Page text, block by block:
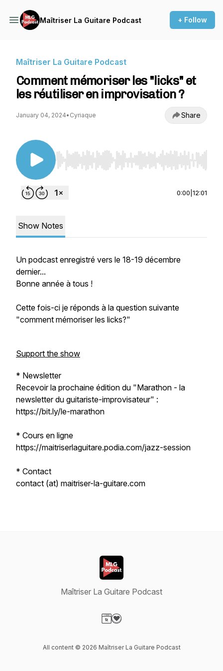
Maîtriser La Guitare Podcast + Follow
Maîtriser La Guitare Podcast
Comment mémoriser les "licks" et
les réutiliser en improvisation ?
January 04, 2024• Cyriaque Share
Use Left/Right to seek, Home/End to jump to
0:00 12:01
Show Notes
Un podcast enregistré vers le 18-19 décembre
dernier...
Bonne année à tous !
Cette fois-ci je réponds à la question suivante
"comment mémoriser les licks?"
Support the show
* Newsletter
Recevoir la prochaine édition du "Marathon - la
newsletter du guitariste-improvisateur" :
https://bit.ly/le-marathon
* Cours en ligne
https://maitriserlaguitare.podia.com/jazz-session
* Contact
contact (at) maitriser-la-guitare.com
Maîtriser La Guitare Podcast
All content © 2026 Maîtriser La Guitare Podcast